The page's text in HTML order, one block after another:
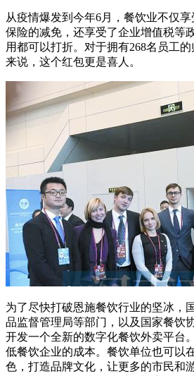
从疫情爆发到今年6月，餐饮业不仅
保险的减免，还享受了企业增值税等
用都可以打折。对于拥有268名员工
来说，这个红包更是喜人。
为了尽快打破恩施餐饮行业的坚冰，
品监督管理局等部门，以及国家餐饮
开发一个全新的数字化餐饮外卖平台
低餐饮企业的成本。餐饮单位也可以
色，打造品牌文化，让更多的市民和